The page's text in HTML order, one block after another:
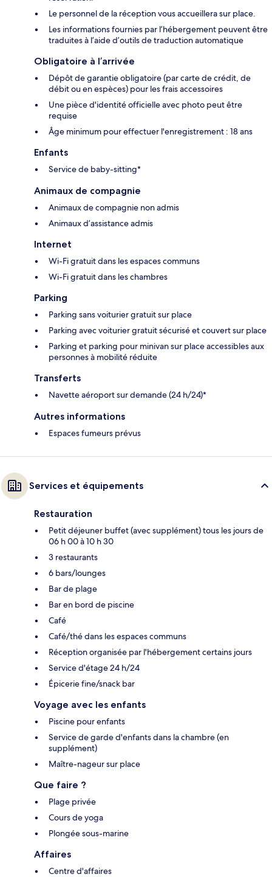
Le personnel de la réception vous accueillera sur place.
Les informations fournies par l’hébergement peuvent être
traduites à l’aide d’outils de traduction automatique
Obligatoire à l’arrivée
Dépôt de garantie obligatoire (par carte de crédit, de
débit ou en espèces) pour les frais accessoires
Une pièce d'identité officielle avec photo peut être
requise
Âge minimum pour effectuer l'enregistrement : 18 ans
Enfants
Service de baby-sitting*
Animaux de compagnie
Animaux de compagnie non admis
Animaux d’assistance admis
Internet
Wi-Fi gratuit dans les espaces communs
Wi-Fi gratuit dans les chambres
Parking
Parking sans voiturier gratuit sur place
Parking avec voiturier gratuit sécurisé et couvert sur place
Parking et parking pour minivan sur place accessibles aux
personnes à mobilité réduite
Transferts
Navette aéroport sur demande (24 h/24)*
Autres informations
Espaces fumeurs prévus
Services et équipements
Restauration
Petit déjeuner buffet (avec supplément) tous les jours de
06 h 00 à 10 h 30
3 restaurants
6 bars/lounges
Bar de plage
Bar en bord de piscine
Café
Café/thé dans les espaces communs
Réception organisée par l'hébergement certains jours
Service d'étage 24 h/24
Épicerie fine/snack bar
Voyage avec les enfants
Piscine pour enfants
Service de garde d'enfants dans la chambre (en
supplément)
Maître-nageur sur place
Que faire ?
Plage privée
Cours de yoga
Plongée sous-marine
Affaires
Centre d'affaires